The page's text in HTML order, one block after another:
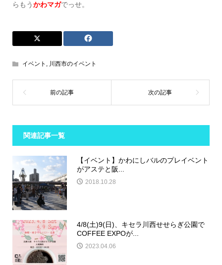
らもうかわマガでっせ。
イベント , 川西市のイベント
関連記事一覧
【イベント】かわにしバルのプレイベント
がアステと阪...
2018.10.28
4/8(土)9(日)、キセラ川西せせらぎ公園で
COFFEE EXPOが...
2023.04.06